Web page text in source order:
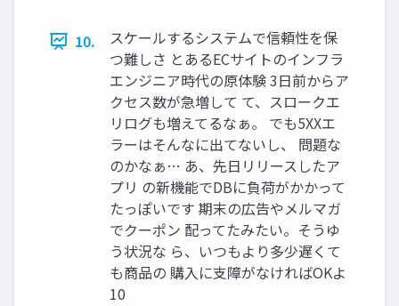
10.
スケールするシステムで信頼性を保
つ難しさ とあるECサイトのインフラ
エンジニア時代の原体験 3日前からア
クセス数が急増して て、スロークエ
リログも増えてるなぁ。 でも5XXエ
ラーはそんなに出てないし、 問題な
のかなぁ… あ、先日リリースしたア
プリ の新機能でDBに負荷がかかって
たっぽいです 期末の広告やメルマガ
でクーポン 配ってたみたい。そうゆ
う状況な ら、いつもより多少遅くて
も商品の 購入に支障がなければOKよ
10